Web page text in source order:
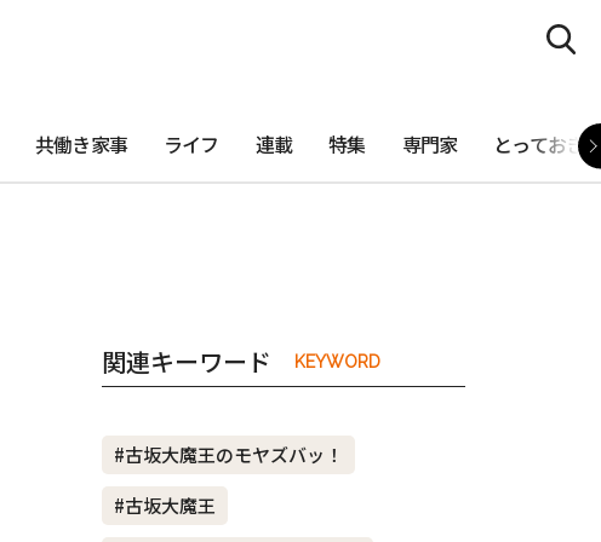
共働き家事 ライフ 連載 特集 専門家 とっておき
関連キーワード KEYWORD
#古坂大魔王のモヤズバッ！
#古坂大魔王